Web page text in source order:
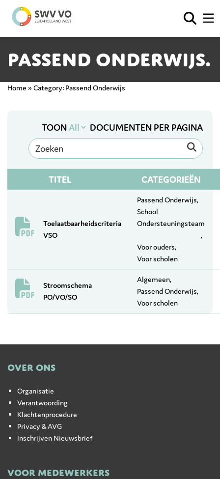
Passend Onderwijs.
Home » Category: Passend Onderwijs
TOON DOCUMENTEN PER PAGINA
TITEL CATEGORIEËN
Toelaatbaarheidscriteria
VSO
Passend Onderwijs
School
Ondersteuningsteam
Voor ouders
Voor scholen
Stroomschema
PO/VO/SO
Algemeen
Passend Onderwijs
Voor scholen
OVER ONS
Organisatie
Verantwoording
Klachtenprocedure
Privacy & AVG
Inschrijven Nieuwsbrief
VOOR MEDEWERKERS